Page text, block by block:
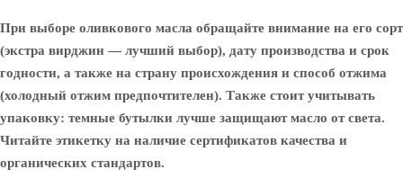
При выборе оливкового масла обращайте внимание на его сорт
(экстра вирджин — лучший выбор), дату производства и срок
годности, а также на страну происхождения и способ отжима
(холодный отжим предпочтителен). Также стоит учитывать
упаковку: темные бутылки лучше защищают масло от света.
Читайте этикетку на наличие сертификатов качества и
органических стандартов.